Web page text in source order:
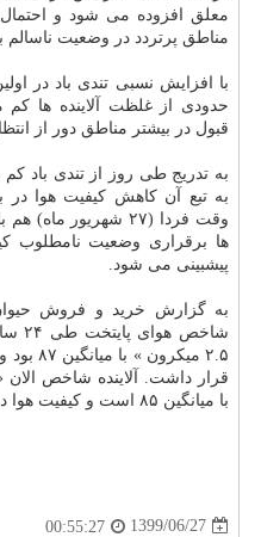
معلق افزوده می شود و
مناطق پرتردد در وضعیت
حدودی از غلظت آلاینده ها
قبول در بیشتر مناطق دور از
به تدریج طی روز از تندی باد
به تبع آن کاهش کیفیت هوا در
وقت فردا (۲۷ شهریور
ها برقراری وضعیت نامطلوب
پیشبینی می شود.
به گزارش خرید و فروش حیوان
۲.۵
با میانگین ۸۵ است و کیفیت هوا در محدوده قابل قبول است.
1399/06/27
00:55:27